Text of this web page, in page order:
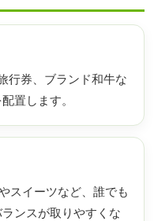
行券、ブランド和牛な
置します。
スイーツなど、誰でも
ンスが取りやすくな